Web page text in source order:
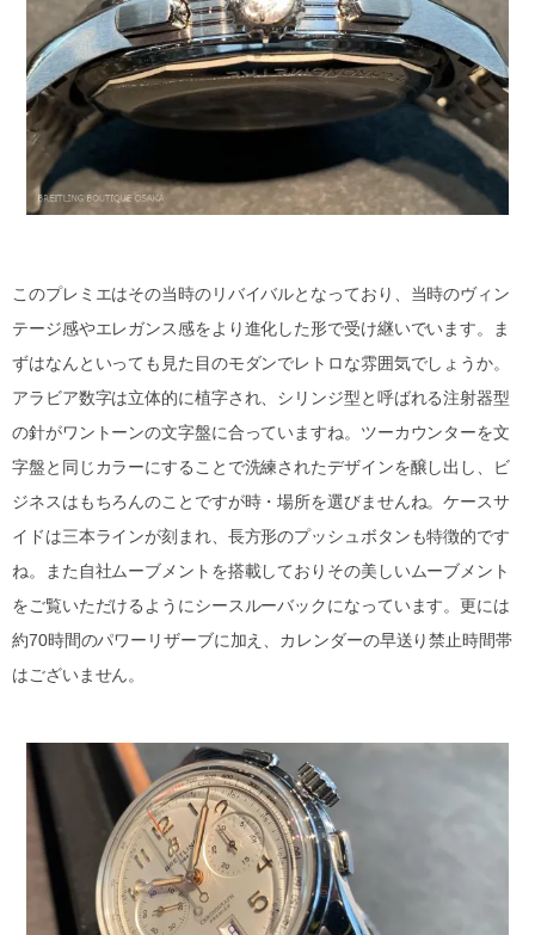
このプレミエはその当時のリバイバルとなっており、当時のヴィン
テージ感やエレガンス感をより進化した形で受け継いでいます。ま
ずはなんといっても見た目のモダンでレトロな雰囲気でしょうか。
アラビア数字は立体的に植字され、シリンジ型と呼ばれる注射器型
の針がワントーンの文字盤に合っていますね。ツーカウンターを文
字盤と同じカラーにすることで洗練されたデザインを醸し出し、ビ
ジネスはもちろんのことですが時・場所を選びませんね。ケースサ
イドは三本ラインが刻まれ、長方形のプッシュボタンも特徴的です
ね。また自社ムーブメントを搭載しておりその美しいムーブメント
をご覧いただけるようにシースルーバックになっています。更には
約70時間のパワーリザーブに加え、カレンダーの早送り禁止時間帯
はございません。